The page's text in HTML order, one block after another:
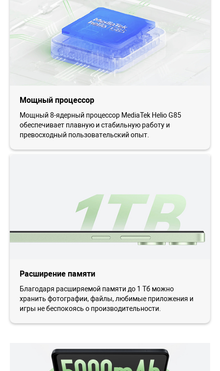
Мощный процессор
Мощный 8-ядерный процессор MediaTek Helio G85
обеспечивает плавную и стабильную работу и
превосходный пользовательский опыт.
Расширение памяти
Благодаря расширяемой памяти до 1 Тб можно
хранить фотографии, файлы, любимые приложения и
игры не беспокоясь о производительности.